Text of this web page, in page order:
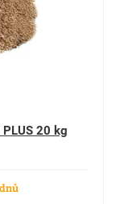
PLUS 20 kg